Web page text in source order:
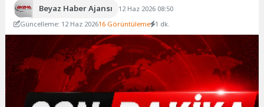
Beyaz Haber Ajansı
12 Haz 2026 08:50
Güncelleme: 12 Haz 202616 Görüntüleme 1 dk.